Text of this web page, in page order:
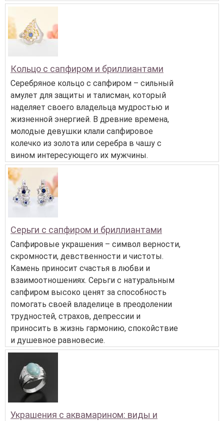
Кольцо с сапфиром и бриллиантами
Серебряное кольцо с сапфиром – сильный
амулет для защиты и талисман, который
наделяет своего владельца мудростью и
жизненной энергией. В древние времена,
молодые девушки клали сапфировое
колечко из золота или серебра в чашу с
вином интересующего их мужчины.
Серьги с сапфиром и бриллиантами
Сапфировые украшения – символ верности,
скромности, девственности и чистоты.
Камень приносит счастья в любви и
взаимоотношениях. Серьги с натуральным
сапфиром высоко ценят за способность
помогать своей владелице в преодолении
трудностей, страхов, депрессии и
приносить в жизнь гармонию, спокойствие
и душевное равновесие.
Украшения с аквамарином: виды и